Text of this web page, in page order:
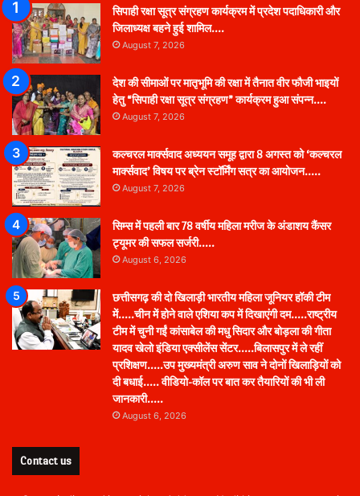
सिपाही रक्षा सूत्र संग्रहण कार्यक्रम में प्रदेश पदाधिकारी और
जिलाध्यक्ष बहने हुई शामिल….
August 7, 2026
देश की सीमाओं पर मातृभूमि की रक्षा में तैनात वीर फौजी भाइयों
हेतु “सिपाही रक्षा सूत्र संग्रहण” कार्यक्रम हुआ संपन्न….
August 7, 2026
कल्चरल मार्क्सवाद अध्ययन समूह द्वारा 8 अगस्त को ‘कल्चरल
मार्क्सवाद’ विषय पर ब्रेन स्टॉर्मिंग सत्र का आयोजन…..
August 7, 2026
सिम्स में पहली बार 78 वर्षीय महिला मरीज के अंडाशय कैंसर
ट्यूमर की सफल सर्जरी…..
August 6, 2026
छत्तीसगढ़ की दो खिलाड़ी भारतीय महिला जूनियर हॉकी टीम
में…..चीन में होने वाले एशिया कप में दिखाएंगी दम…..राष्ट्रीय
टीम में चुनी गईं कांसाबेल की मधु सिदार और बोड़ला की गीता
यादव खेलो इंडिया एक्सीलेंस सेंटर…..बिलासपुर में ले रहीं
प्रशिक्षण…..उप मुख्यमंत्री अरुण साव ने दोनों खिलाड़ियों को
दी बधाई….. वीडियो-कॉल पर बात कर तैयारियों की भी ली
जानकारी…..
August 6, 2026
Contact us